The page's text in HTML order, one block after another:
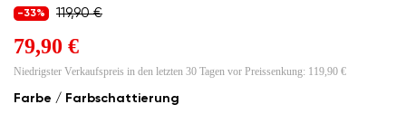
Farbe / Farbschattierung
-33% 119,90 €
79,90 €
Niedrigster Verkaufspreis in den letzten 30 Tagen vor Preissenkung: 119,90 €